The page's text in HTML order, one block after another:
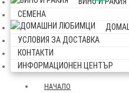
СЕМЕНА
УСЛОВИЯ ЗА ДОСТАВКА
КОНТАКТИ
ИНФОРМАЦИОНЕН ЦЕНТЪР
НАЧАЛО